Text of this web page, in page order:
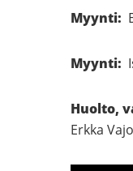
Myynti:
Myynti:
Huolto,
Erkka